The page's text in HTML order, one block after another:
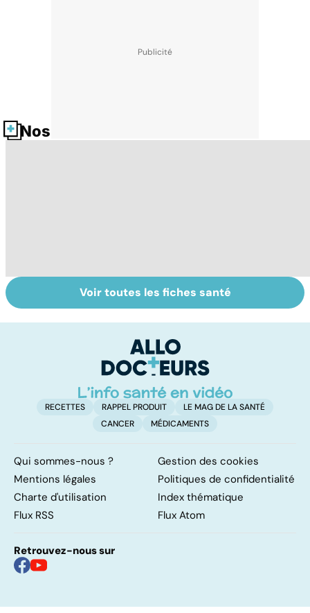
Nos fiches santé
Tout savoir sur
les infections
Inflammation des
amygdales : que
d'angine ?
Voir toutes les fiches santé
RECETTES RAPPEL PRODUIT
LE MAG DE LA SANTÉ
CANCER
MÉDICAMENTS
Qui sommes-nous ?
Gestion des cookies
Mentions légales
Politiques de confidentialité
Charte d'utilisation
Index thématique
Flux RSS
Flux Atom
Retrouvez-nous sur